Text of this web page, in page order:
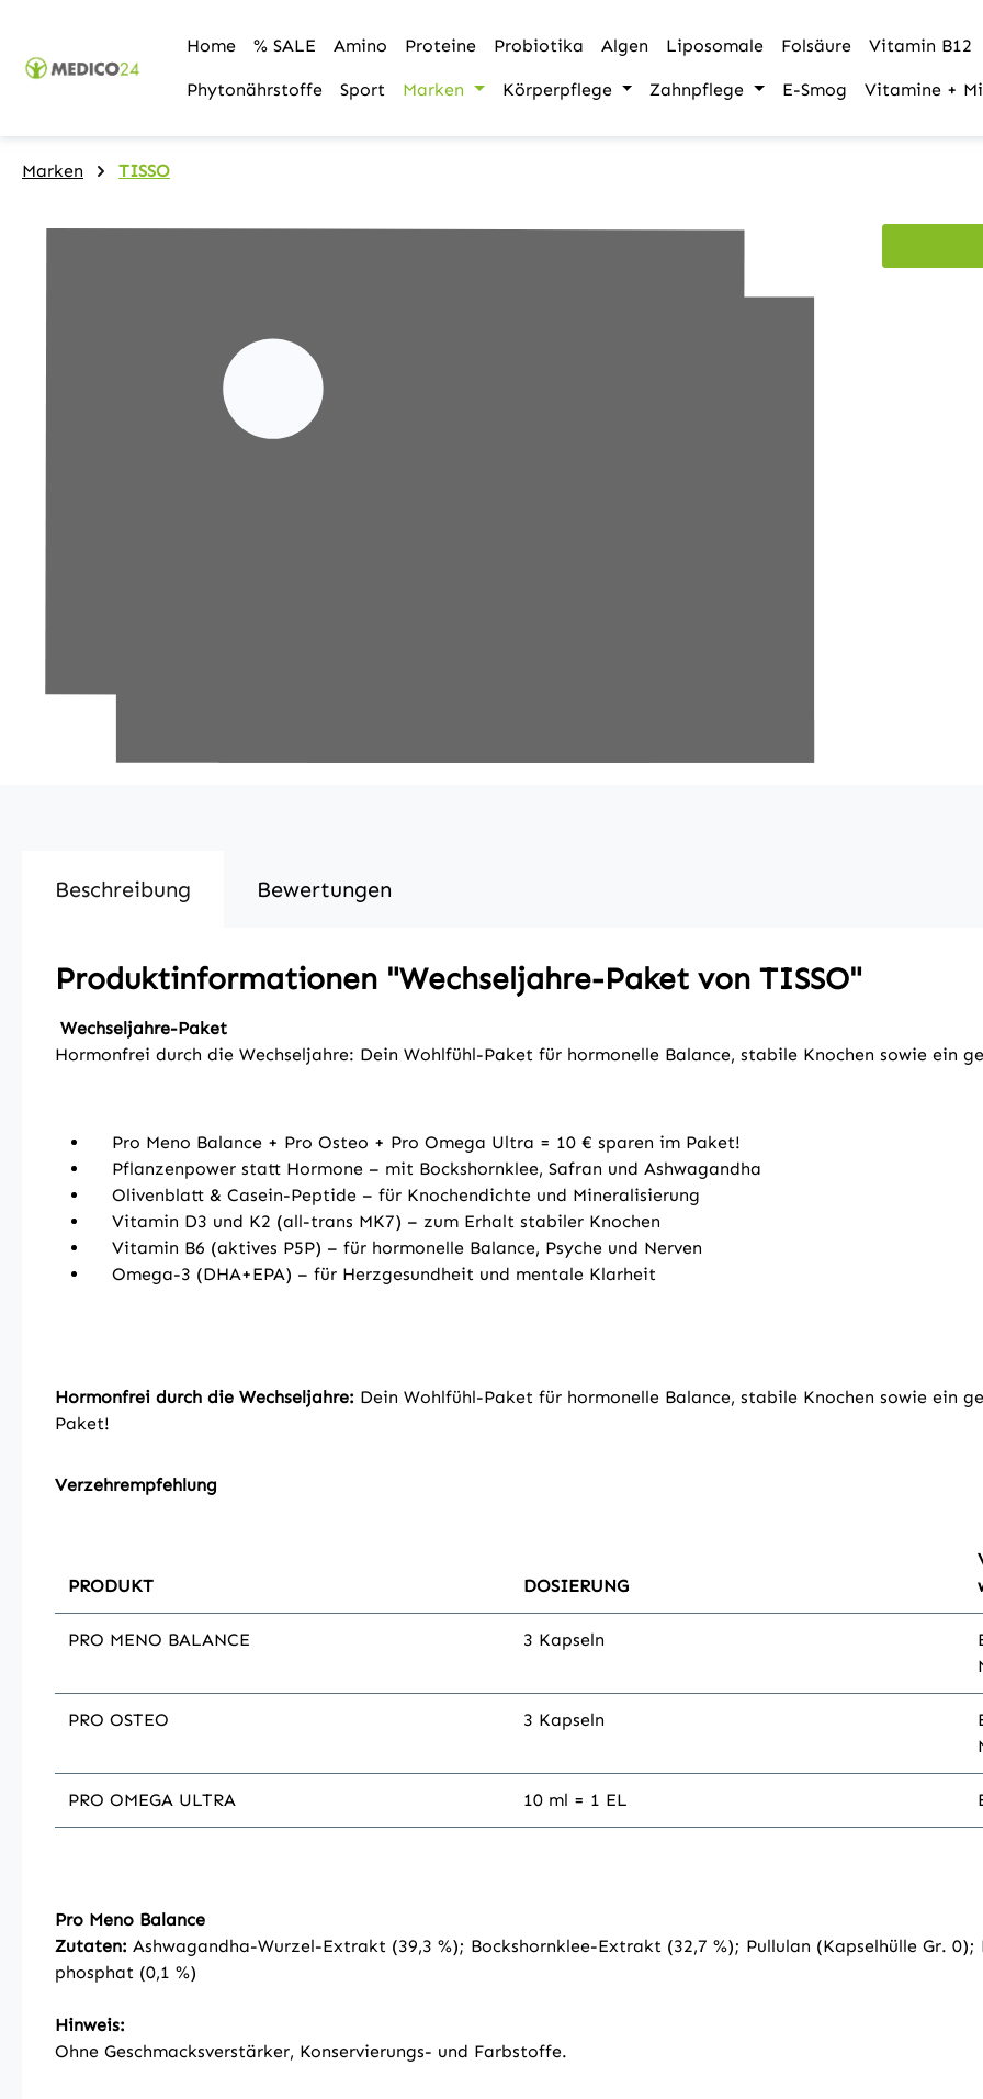
Home
% SALE Amino Proteine Probiotika Algen Liposomale Folsäure Vitamin B12
Phytonährstoffe Sport Marken Körperpflege Zahnpflege E-Smog Vitamine +
Marken TISSO
Bildergalerie überspringen
Beschreibung Bewertungen
Produktinformationen "Wechseljahre-Paket von TISSO"
Wechseljahre-Paket
Hormonfrei durch die Wechseljahre: Dein Wohlfühl-Paket für hormonelle Balance, stabile Knochen sowie ein
Pro Meno Balance + Pro Osteo + Pro Omega Ultra = 10 € sparen im Paket!
Pflanzenpower statt Hormone – mit Bockshornklee, Safran und Ashwagandha
Olivenblatt & Casein-Peptide – für Knochendichte und Mineralisierung
Vitamin D3 und K2 (all-trans MK7) – zum Erhalt stabiler Knochen
Vitamin B6 (aktives P5P) – für hormonelle Balance, Psyche und Nerven
Omega-3 (DHA+EPA) – für Herzgesundheit und mentale Klarheit
Hormonfrei durch die Wechseljahre: Dein Wohlfühl-Paket für hormonelle Balance, stabile Knochen sowie ein
Paket!
Verzehrempfehlung
PRODUKT DOSIERUNG
PRO MENO BALANCE 3 Kapseln
PRO OSTEO 3 Kapseln
PRO OMEGA ULTRA 10 ml = 1 EL
Pro Meno Balance
Zutaten: Ashwagandha-Wurzel-Extrakt (39,3 %); Bockshornklee-Extrakt (32,7 %); Pullulan (Kapselhülle Gr.
phosphat (0,1 %)
Hinweis:
Ohne Geschmacksverstärker, Konservierungs- und Farbstoffe.